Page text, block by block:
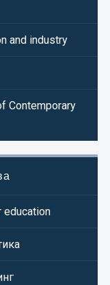
and industry
Contemporary
education